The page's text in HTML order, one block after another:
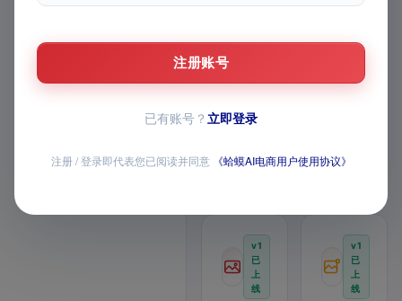
视频已上线，AI 全
家桶持续上新
覆盖商品生成、图片与视频创作、导
全部模块均已开放
v1
已
上
线
v1
已
上
线
注册账号
已有账号？ 立即登录
注册 / 登录即代表您已阅读并同意 《蛤蟆AI电商用户使用协议》